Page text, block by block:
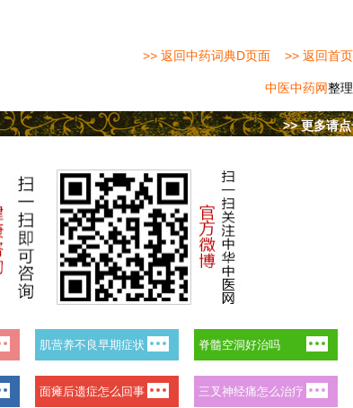
>> 返回中药词典D页面 >> 返回首页
中医中药网整理
>> 更多请